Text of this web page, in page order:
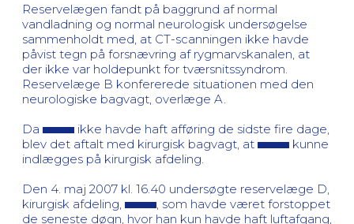
Reservelægen fandt på baggrund af normal
vandladning og normal neurologisk undersøgelse
sammenholdt med, at CT-scanningen ikke havde
påvist tegn på forsnævring af rygmarvskanalen, at
der ikke var holdepunkt for tværsnitssyndrom.
Reservelæge B konfererede situationen med den
neurologiske bagvagt, overlæge A.
Da
ikke havde haft afføring de sidste fire dage,
blev det aftalt med kirurgisk bagvagt, at
kunne
indlægges på kirurgisk afdeling.
Den 4. maj 2007 kl. 16.40 undersøgte reservelæge D,
kirurgisk afdeling,
, som havde været forstoppet
de seneste døgn, hvor han kun havde haft luftafgang,